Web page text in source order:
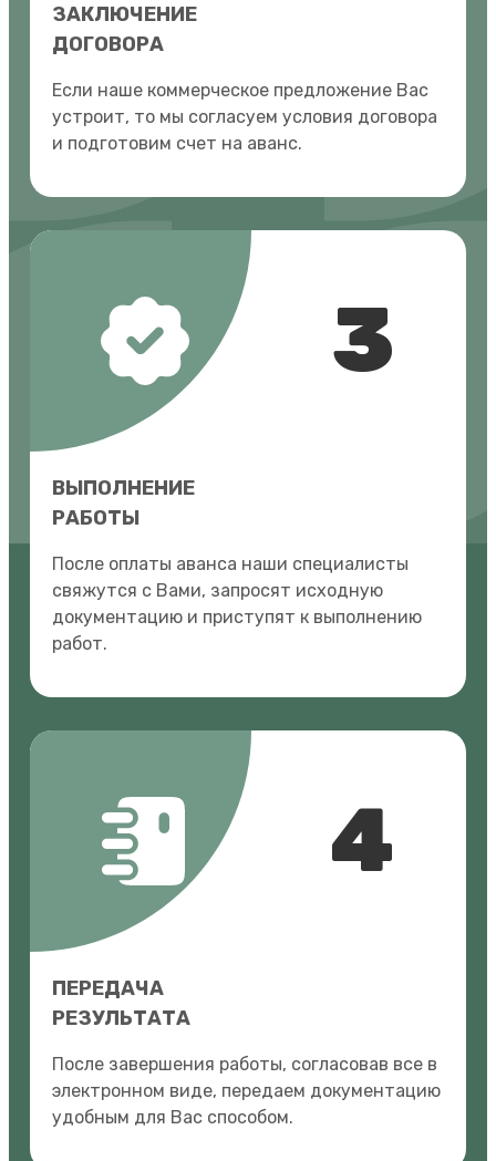
ЗАКЛЮЧЕНИЕ
ДОГОВОРА
Если наше коммерческое предложение Вас
устроит, то мы согласуем условия договора
и подготовим счет на аванс.
3
ВЫПОЛНЕНИЕ
РАБОТЫ
После оплаты аванса наши специалисты
свяжутся с Вами, запросят исходную
документацию и приступят к выполнению
работ.
4
ПЕРЕДАЧА
РЕЗУЛЬТАТА
После завершения работы, согласовав все в
электронном виде, передаем документацию
удобным для Вас способом.